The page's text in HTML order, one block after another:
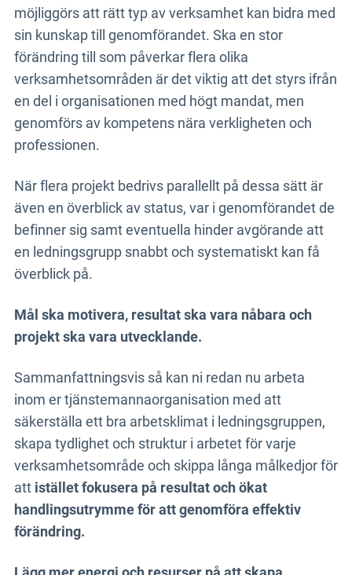
möjliggörs att rätt typ av verksamhet kan bidra med
sin kunskap till genomförandet. Ska en stor
förändring till som påverkar flera olika
verksamhetsområden är det viktig att det styrs ifrån
en del i organisationen med högt mandat, men
genomförs av kompetens nära verkligheten och
professionen.
När flera projekt bedrivs parallellt på dessa sätt är
även en överblick av status, var i genomförandet de
befinner sig samt eventuella hinder avgörande att
en ledningsgrupp snabbt och systematiskt kan få
överblick på.
Mål ska motivera, resultat ska vara nåbara och
projekt ska vara utvecklande.
Sammanfattningsvis så kan ni redan nu arbeta
inom er tjänstemannaorganisation med att
säkerställa ett bra arbetsklimat i ledningsgruppen,
skapa tydlighet och struktur i arbetet för varje
verksamhetsområde och skippa långa målkedjor för
att istället fokusera på resultat och ökat
handlingsutrymme för att genomföra effektiv
förändring.